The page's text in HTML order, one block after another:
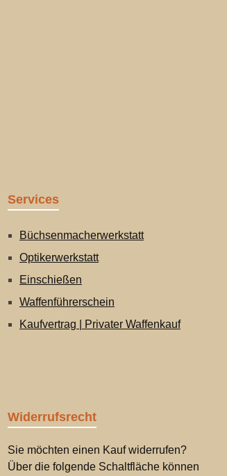
Services
Büchsenmacherwerkstatt
Optikerwerkstatt
Einschießen
Waffenführerschein
Kaufvertrag | Privater Waffenkauf
Widerrufsrecht
Sie möchten einen Kauf widerrufen?
Über die folgende Schaltfläche können